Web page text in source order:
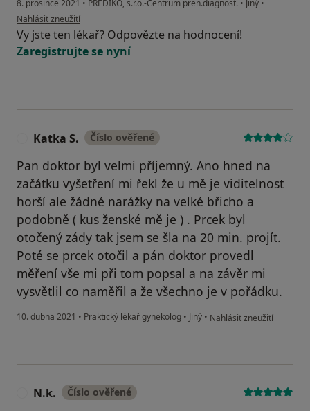
8. prosince 2021 • PREDIKO, s.r.o.-Centrum pren.diagnost. • Jiný •
podle názoru uživatele M.B.
Nahlásit zneužití
Vy jste ten lékař? Odpovězte na hodnocení!
Zaregistrujte se nyní
Katka S. Číslo ověřené
Pan doktor byl velmi příjemný. Ano hned na
začátku vyšetření mi řekl že u mě je viditelnost
horší ale žádné narážky na velké břicho a
podobně ( kus ženské mě je ) . Prcek byl
otočený zády tak jsem se šla na 20 min. projít.
Poté se prcek otočil a pán doktor provedl
měření vše mi při tom popsal a na závěr mi
vysvětlil co naměřil a že všechno je v pořádku.
10. dubna 2021 • Praktický lékař gynekolog • Jiný • podle názoru uživatele
Nahlásit zneužití
N.k. Číslo ověřené